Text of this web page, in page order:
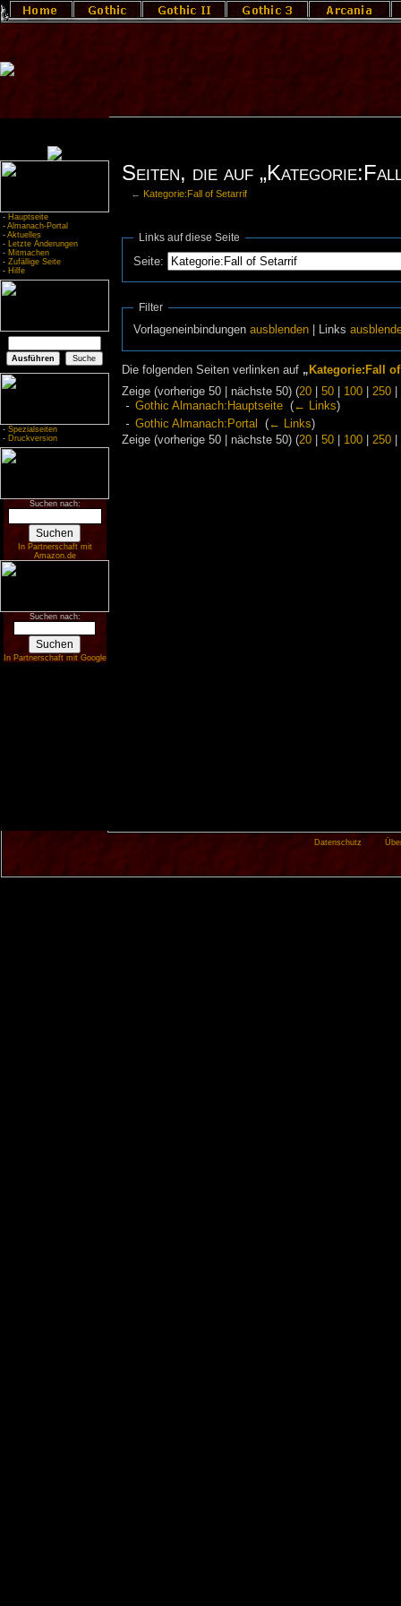
- Hauptseite
- Almanach-Portal
- Aktuelles
- Letzte Änderungen
- Mitmachen
- Zufällige Seite
- Hilfe
- Spezialseiten
- Druckversion
Suchen nach:
In Partnerschaft mit
Amazon.de
Suchen nach:
In Partnerschaft mit Google
Seiten, die auf
← Kategorie:Fall of Setarrif
Links auf diese Seite
Seite:
Filter
Vorlageneinbindungenausblenden | Links
Die folgenden Seiten verlinken auf „ Kategorie:Fall
Zeige (vorherige 50 | nächste 50) (20| 50| 100| 250|
Gothic Almanach:Hauptseite‎ (← Links)
Gothic Almanach:Portal
(← Links)
Zeige (vorherige 50 | nächste 50) (20| 50| 100| 250|
Datenschutz